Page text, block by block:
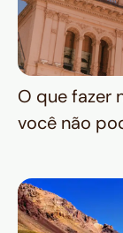
O que fazer
você não